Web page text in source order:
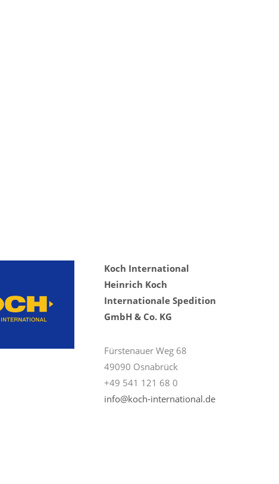
Koch International
Heinrich Koch
Internationale Spedition
GmbH & Co. KG
Fürstenauer Weg 68
49090 Osnabrück
+49 541 121 68 0
info@koch-international.de